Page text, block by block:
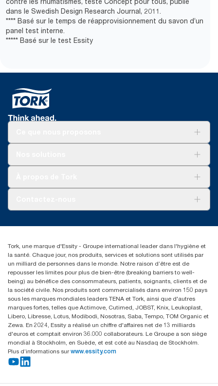
dans le Swedish Design Research Journal, 2011.
**** Basé sur le temps de réapprovisionnement du savon d’un
panel test interne.
***** Basé sur le test Essity
01 85 07 92 00
Tork, une marque d'Essity - Groupe international leader dans l'hygiène et
la santé. Chaque jour, nos produits, services et solutions sont utilisés par
un milliard de personnes dans le monde. Notre raison d’être est de
repousser les limites pour plus de bien-être (breaking barriers to well-
being) au bénéfice des consommateurs, patients, soignants, clients et de
la société civile. Nos produits sont commercialisés dans environ 150 pays
sous les marques mondiales leaders TENA et Tork, ainsi que d'autres
marques fortes, telles que Actimove, Cutimed, JOBST, Knix, Leukoplast,
Libero, Libresse, Lotus, Modibodi, Nosotras, Saba, Tempo, TOM Organic et
Zewa. En 2024, Essity a réalisé un chiffre d'affaires net de 13 milliards
d'euros et comptait environ 36.000 collaborateurs. Le Groupe a son siège
mondial à Stockholm, en Suède, et est coté au Nasdaq de Stockholm.
Plus d’informations sur www.essity.com